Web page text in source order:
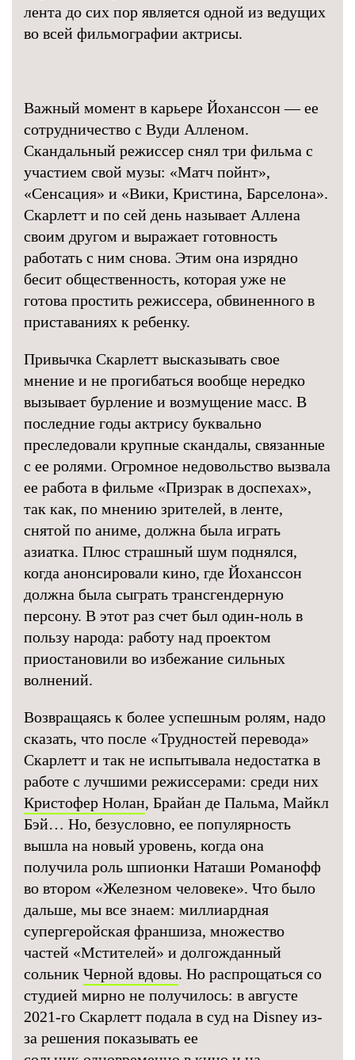
лента до сих пор является одной из ведущих
во всей фильмографии актрисы.
Важный момент в карьере Йоханссон — ее
сотрудничество с Вуди Алленом.
Скандальный режиссер снял три фильма с
участием свой музы: «Матч пойнт»,
«Сенсация» и «Вики, Кристина, Барселона».
Скарлетт и по сей день называет Аллена
своим другом и выражает готовность
работать с ним снова. Этим она изрядно
бесит общественность, которая уже не
готова простить режиссера, обвиненного в
приставаниях к ребенку.
Привычка Скарлетт высказывать свое
мнение и не прогибаться вообще нередко
вызывает бурление и возмущение масс. В
последние годы актрису буквально
преследовали крупные скандалы, связанные
с ее ролями. Огромное недовольство вызвала
ее работа в фильме «Призрак в доспехах»,
так как, по мнению зрителей, в ленте,
снятой по аниме, должна была играть
азиатка. Плюс страшный шум поднялся,
когда анонсировали кино, где Йоханссон
должна была сыграть трансгендерную
персону. В этот раз счет был один-ноль в
пользу народа: работу над проектом
приостановили во избежание сильных
волнений.
Возвращаясь к более успешным ролям, надо
сказать, что после «Трудностей перевода»
Скарлетт и так не испытывала недостатка в
работе с лучшими режиссерами: среди них
Кристофер Нолан, Брайан де Пальма, Майкл
Бэй… Но, безусловно, ее популярность
вышла на новый уровень, когда она
получила роль шпионки Наташи Романофф
во втором «Железном человеке». Что было
дальше, мы все знаем: миллиардная
супергеройская франшиза, множество
частей «Мстителей» и долгожданный
сольник Черной вдовы. Но распрощаться со
студией мирно не получилось: в августе
2021-го Скарлетт подала в суд на Disney из-
за решения показывать ее